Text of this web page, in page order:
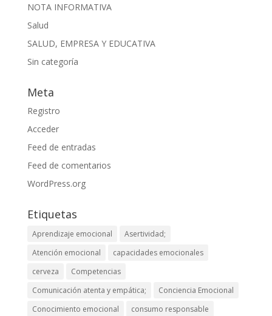
NOTA INFORMATIVA
Salud
SALUD, EMPRESA Y EDUCATIVA
Sin categoría
Meta
Registro
Acceder
Feed de entradas
Feed de comentarios
WordPress.org
Etiquetas
Aprendizaje emocional
Asertividad;
Atención emocional
capacidades emocionales
cerveza
Competencias
Comunicación atenta y empática;
Conciencia Emocional
Conocimiento emocional
consumo responsable